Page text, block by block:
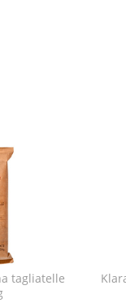
tagliatelle